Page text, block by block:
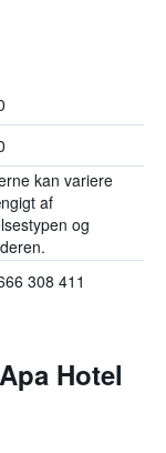
kan variere
af
og
308 411
Hotel